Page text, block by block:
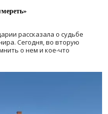
рассказала о судьбе
Сегодня, во вторую
о нем и кое-что